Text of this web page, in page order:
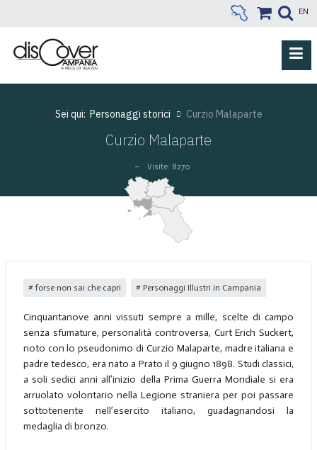
EN
Sei qui: Personaggi storici Curzio Malaparte
Curzio Malaparte
Visite: 8270
forse non sai che capri Personaggi Illustri in Campania
Cinquantanove anni vissuti sempre a mille, scelte di campo
senza sfumature, personalità controversa, Curt Erich Suckert,
noto con lo pseudonimo di Curzio Malaparte, madre italiana e
padre tedesco, era nato a Prato il 9 giugno 1898. Studi classici,
a soli sedici anni all’inizio della Prima Guerra Mondiale si era
arruolato volontario nella Legione straniera per poi passare
sottotenente nell’esercito italiano, guadagnandosi la
medaglia di bronzo.